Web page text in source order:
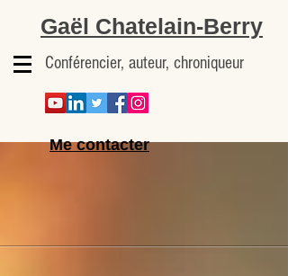
Gaël Chatelain-Berry
Conférencier, auteur, chroniqueur
Me contacter